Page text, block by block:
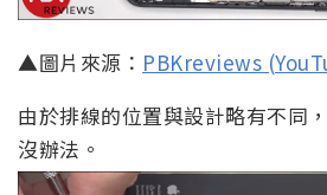
▲圖片來源： PBKreviews
由於排線的位置與設計略有不同
沒辦法。